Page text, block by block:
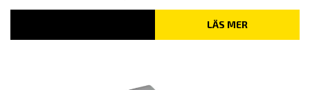
LÄS MER